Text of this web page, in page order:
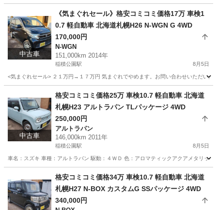
稲積公園駅 プロボックス バン
中古車
《気まぐれセール》格安コミコミ価格17万 車検1
0.7 軽自動車 北海道札幌H26 N-WGN G 4WD
170,000円
N-WGN
151,000km 2014年
稲積公園駅 8月5日
<気まぐれセール> ２１万円→１７万円 気まぐれでやめます。お問い合わせいただい
稲積公園駅 N-WGN NWGN
中古車
格安コミコミ価格25万 車検10.7 軽自動車 北海道
札幌H23 アルトラパン TLパッケージ 4WD
250,000円
アルトラパン
146,000km 2011年
稲積公園駅 8月5日
車名：スズキ 車種：アルトラパン 駆動：４ＷＤ 色：アロマティックアクアメタリッ
稲積公園駅 アルトラパン 預かり金
格安コミコミ価格34万 車検10.7 軽自動車 北海道
札幌H27 N-BOX カスタムG SSパッケージ 4WD
340,000円